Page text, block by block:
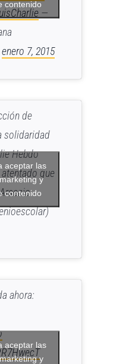
—
enero 7, 2015
contenido
de
solidaridad
Hebdo
que
aceptar las
y
contenido
ahora:
aceptar las
y